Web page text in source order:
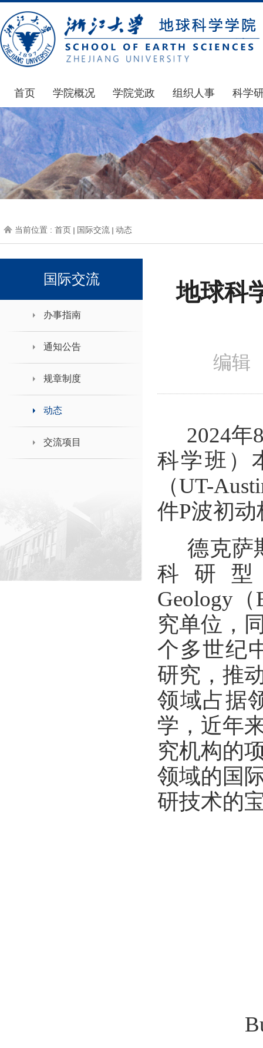
首页 学院概况
学院简介
发展简史
组织机构
师资力量
学院党政
通知公告
学院发文
党委会议纪要
党政联席会议纪要
人力资源会议纪要
办事指南
组织人事
通知公告
博士后管理
人才招聘
年度考核
下载专区
科学
国家
科研
通知
科研
地科
当前位置 : 首页 国际交流 动态
国际交流
办事指南
通知公告
规章制度
动态
交流项目
地球科
编辑
2024年
科学班）
（UT-
件P波初动
德克萨
科研
Geology （
究单位，
个多世纪
研究，推
领域占据
学，近年
究机构的
领域的国
研技术的